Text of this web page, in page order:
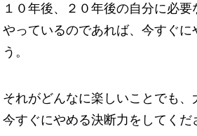
１０年後、２０年後の自分に必要
やっているのであれば、今すぐに
う。
それがどんなに楽しいことでも、
今すぐにやめる決断力をしてくだ